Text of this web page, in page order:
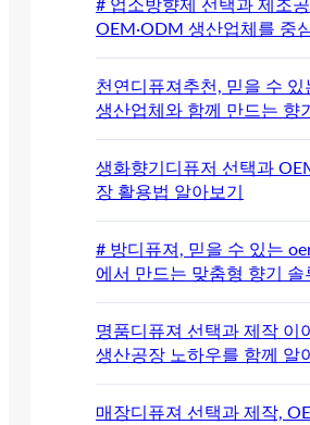
# 업소방향제 선택과 제조
OEM·ODM 생산업체를 중
천연디퓨져추천, 믿을 수 있
생산업체와 함께 만드는 향
생화향기디퓨저 선택과
장 활용법 알아보기
# 방디퓨져, 믿을 수 있는
에서 만드는 맞춤형 향기 솔
명품디퓨져 선택과 제작 이
생산공장 노하우를 함께 알
매장디퓨져 선택과 제작,